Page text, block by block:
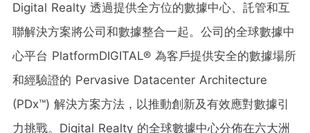
Digital Realty 透過提供全方位的數據中心、託管和互
聯解決方案將公司和數據整合一起。公司的全球數據中
心平台 PlatformDIGITAL® 為客戶提供安全的數據場所
和經驗證的 Pervasive Datacenter Architecture
(PDx™) 解決方案方法，以推動創新及有效應對數據引
力挑戰。Digital Realty 的全球數據中心分佈在六大洲